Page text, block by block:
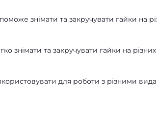
знімати та закручувати гайки на
знімати та закручувати гайки на різних
для роботи з різними